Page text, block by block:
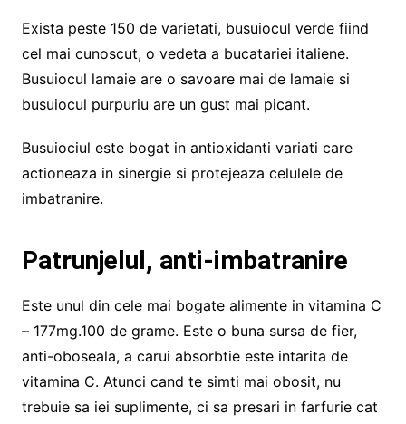
Exista peste 150 de varietati, busuiocul verde fiind
cel mai cunoscut, o vedeta a bucatariei italiene.
Busuiocul lamaie are o savoare mai de lamaie si
busuiocul purpuriu are un gust mai picant.
Busuiociul este bogat in antioxidanti variati care
actioneaza in sinergie si protejeaza celulele de
imbatranire.
Patrunjelul, anti-imbatranire
Este unul din cele mai bogate alimente in vitamina C
– 177mg.100 de grame. Este o buna sursa de fier,
anti-oboseala, a carui absorbtie este intarita de
vitamina C. Atunci cand te simti mai obosit, nu
trebuie sa iei suplimente, ci sa presari in farfurie cat